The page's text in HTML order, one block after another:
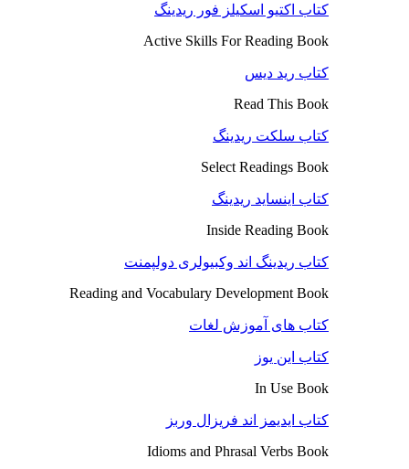
کتاب اکتیو اسکیلز فور ریدینگ
Active Skills For Reading Book
کتاب رید دیس
Read This Book
کتاب سلکت ریدینگ
Select Readings Book
کتاب اینساید ریدینگ
Inside Reading Book
کتاب ریدینگ اند وکبیولری دولپمنت
Reading and Vocabulary Development Book
کتاب های آموزش لغات
کتاب این یوز
In Use Book
کتاب ایدیمز اند فریزال وربز
Idioms and Phrasal Verbs Book